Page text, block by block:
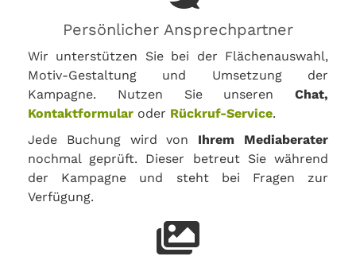
Persönlicher Ansprechpartner
Wir unterstützen Sie bei der Flächenauswahl,
Motiv-Gestaltung und Umsetzung der
Kampagne. Nutzen Sie unseren Chat,
Kontaktformular oder Rückruf-Service.
Jede Buchung wird von Ihrem Mediaberater
nochmal geprüft. Dieser betreut Sie während
der Kampagne und steht bei Fragen zur
Verfügung.